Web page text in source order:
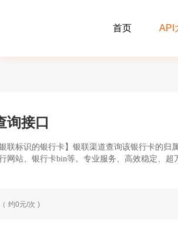
首页 API
询接口
联标识的银行卡】银联渠道查询该银行卡的归
网站、银行卡bin等。专业服务、高效稳定、超
约0元/次 )